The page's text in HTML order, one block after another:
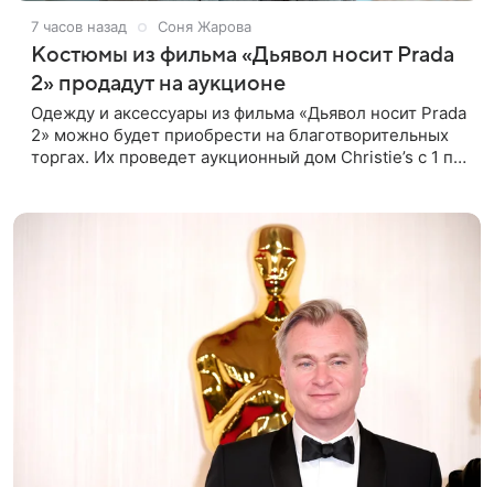
7 часов назад Соня Жарова
Костюмы из фильма «Дьявол носит Prada
2» продадут на аукционе
Одежду и аксессуары из фильма «Дьявол носит Prada
2» можно будет приобрести на благотворительных
торгах. Их проведет аукционный дом Christie’s с 1 по